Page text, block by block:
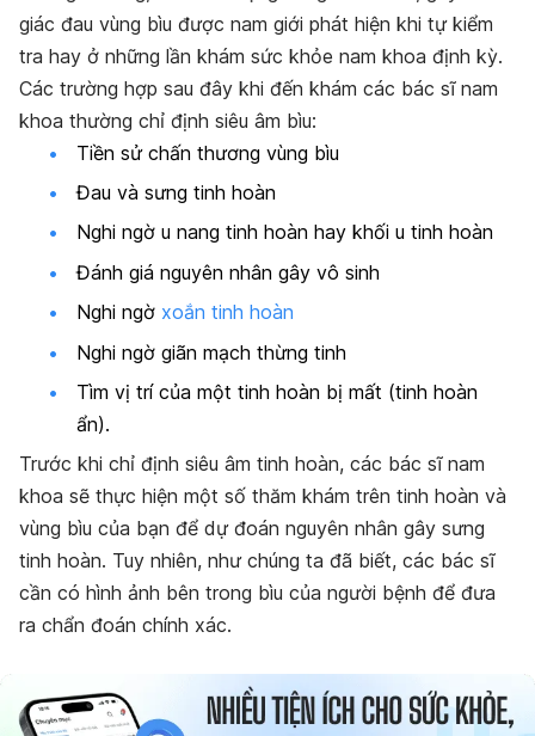
giác đau vùng bìu được nam giới phát hiện khi tự kiểm
tra hay ở những lần khám sức khỏe nam khoa định kỳ.
Các trường hợp sau đây khi đến khám các bác sĩ nam
khoa thường chỉ định siêu âm bìu:
Tiền sử chấn thương vùng bìu
Đau và sưng tinh hoàn
Nghi ngờ u nang tinh hoàn hay khối u tinh hoàn
Đánh giá nguyên nhân gây vô sinh
Nghi ngờ xoắn tinh hoàn
Nghi ngờ giãn mạch thừng tinh
Tìm vị trí của một tinh hoàn bị mất (tinh hoàn
ẩn).
Trước khi chỉ định siêu âm tinh hoàn, các bác sĩ nam
khoa sẽ thực hiện một số thăm khám trên tinh hoàn và
vùng bìu của bạn để dự đoán nguyên nhân gây sưng
tinh hoàn. Tuy nhiên, như chúng ta đã biết, các bác sĩ
cần có hình ảnh bên trong bìu của người bệnh để đưa
ra chẩn đoán chính xác.